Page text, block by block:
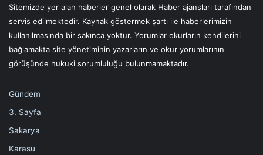
Sitemizde yer alan haberler genel olarak Haber ajansları tarafından
servis edilmektedir. Kaynak göstermek şartı ile haberlerimizin
kullanılmasında bir sakınca yoktur. Yorumlar okurların kendilerini
bağlamakta site yönetiminin yazarların ve okur yorumlarının
görüşünde hukuki sorumluluğu bulunmamaktadır.
Gündem
3. Sayfa
Sakarya
Karasu